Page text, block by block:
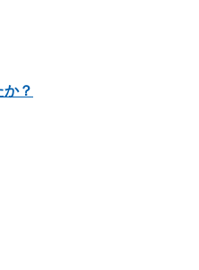
？